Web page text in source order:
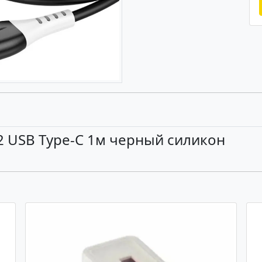
USB Type-C 1м черный силикон